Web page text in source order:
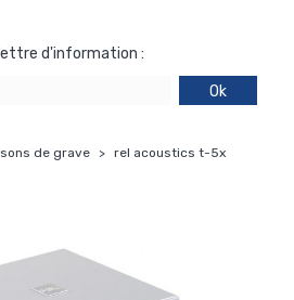
d'information :
Ok
de grave > rel acoustics t-5x